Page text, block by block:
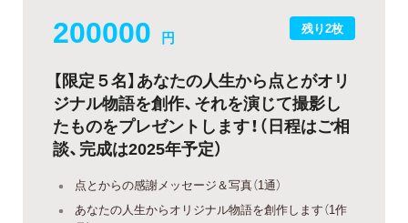
残り2枚
200000 円
【限定５名】あなたの人生から点とがオリ
ジナル物語を創作、それを演じて撮影し
たものをプレゼントします！（日程はご相
談、完成は2025年予定）
点とからの感謝メッセージ＆写真（1通）
あなたの人生からオリジナル物語を創作します（1作